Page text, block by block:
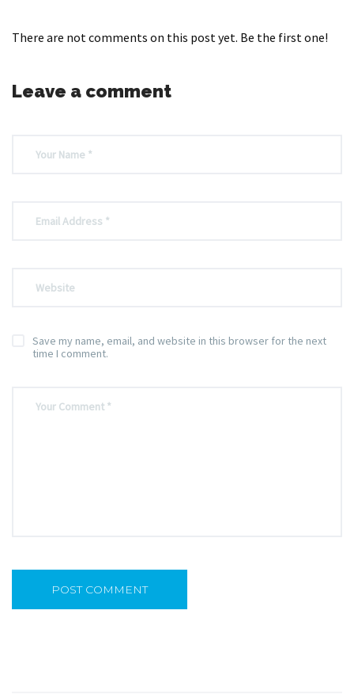
There are not comments on this post yet. Be the first one!
Leave a comment
Save my name, email, and website in this browser for the next
time I comment.